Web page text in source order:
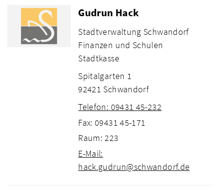
Gudrun Hack
Stadtverwaltung Schwandorf
Finanzen und Schulen
Stadtkasse
Spitalgarten 1
92421 Schwandorf
Telefon: 09431 45-232
Fax: 09431 45-171
Raum: 223
E-Mail:
hack.gudrun@schwandorf.de